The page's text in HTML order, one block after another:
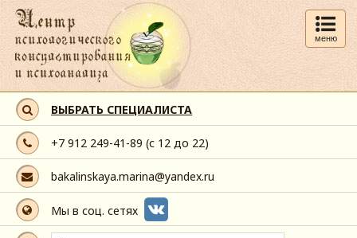
меню
ВЫБРАТЬ СПЕЦИАЛИСТА
+7 912 249-41-89 (с 12 до 22)
bakalinskaya.marina@yandex.ru
Мы в соц. сетях